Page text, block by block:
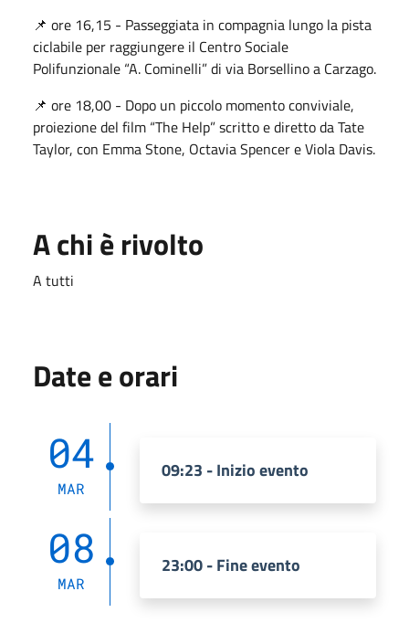
📌 ore 16,15 - Passeggiata in compagnia lungo la pista
ciclabile per raggiungere il Centro Sociale
Polifunzionale “A. Cominelli” di via Borsellino a Carzago.
📌 ore 18,00 - Dopo un piccolo momento conviviale,
proiezione del film “The Help” scritto e diretto da Tate
Taylor, con Emma Stone, Octavia Spencer e Viola Davis.
A chi è rivolto
A tutti
Date e orari
04
MAR
09:23 - Inizio evento
08
MAR
23:00 - Fine evento